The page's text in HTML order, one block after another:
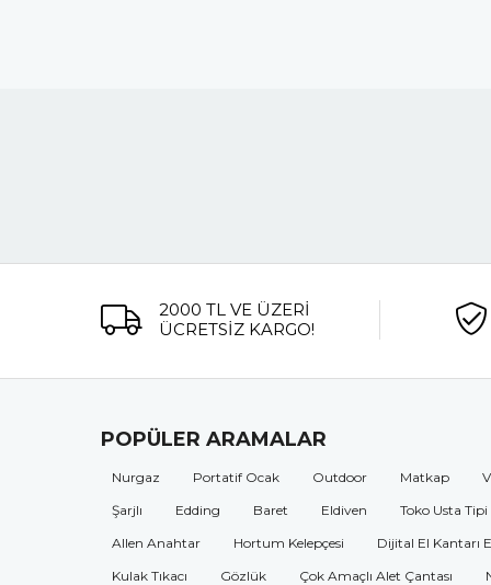
2000 TL VE ÜZERİ
ÜCRETSİZ KARGO!
POPÜLER ARAMALAR
Nurgaz Portatif Ocak Outdoor Matkap
Şarjlı
Edding Baret Eldiven
Toko Usta Tipi
Allen Anahtar
Hortum Kelepçesi
Dijital El Kantarı
Kulak Tıkacı
Gözlük Çok Amaçlı Alet Çantası